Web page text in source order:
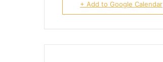
+ Add to Google Calendar